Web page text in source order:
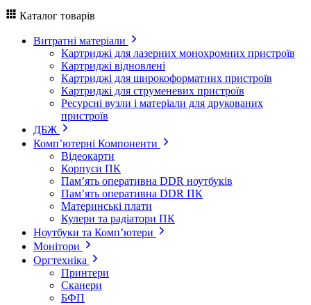
Каталог товарів
Витратні матеріали
Картриджі для лазерних монохромних пристроїв
Картриджі відновлені
Картриджі для широкоформатних пристроїв
Картриджі для струменевих пристроїв
Ресурсні вузли і матеріали для друкованих
пристроїв
ДБЖ
Комп’ютерні Компоненти
Відеокарти
Корпуси ПК
Пам’ять оперативна DDR ноутбуків
Пам’ять оперативна DDR ПК
Материнські плати
Кулери та радіатори ПК
Ноутбуки та Комп’ютери
Монітори
Оргтехніка
Принтери
Сканери
БФП